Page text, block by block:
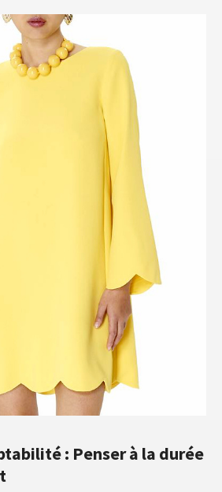
: Penser à la durée